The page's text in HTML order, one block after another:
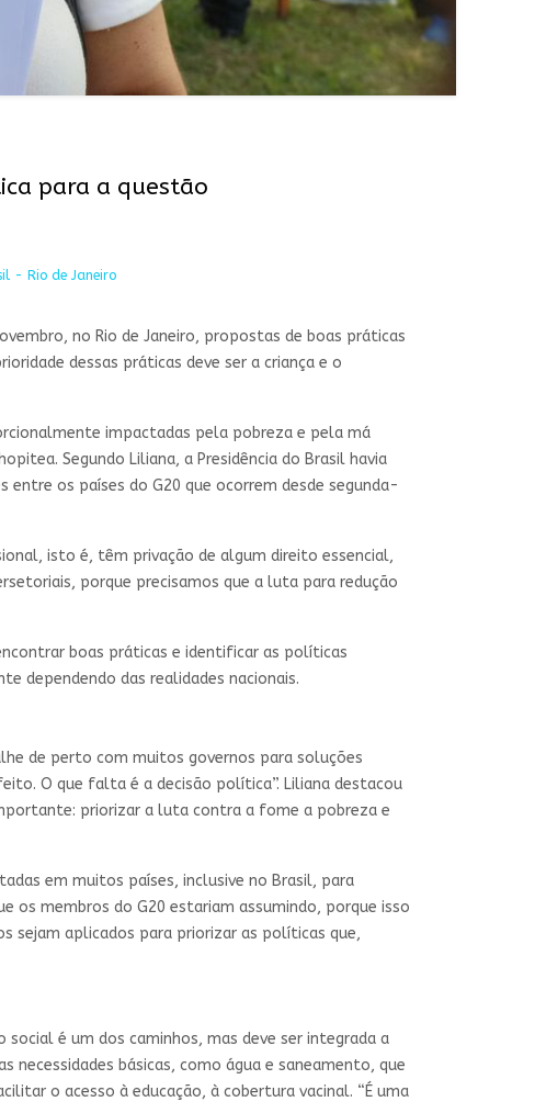
para a questão
- Rio de Janeiro
no Rio de Janeiro, propostas de boas práticas
dessas práticas deve ser a criança e o
impactadas pela pobreza e pela má
Segundo Liliana, a Presidência do Brasil havia
os países do G20 que ocorrem desde segunda-
isto é, têm privação de algum direito essencial,
porque precisamos que a luta para redução
boas práticas e identificar as políticas
dependendo das realidades nacionais.
de perto com muitos governos para soluções
O que falta é a decisão política”. Liliana destacou
priorizar a luta contra a fome a pobreza e
em muitos países, inclusive no Brasil, para
os membros do G20 estariam assumindo, porque isso
sejam aplicados para priorizar as políticas que,
é um dos caminhos, mas deve ser integrada a
básicas, como água e saneamento, que
o acesso à educação, à cobertura vacinal. “É uma